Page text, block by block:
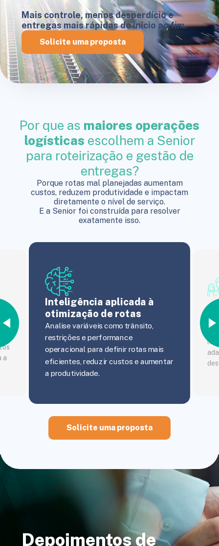
Mais controle, menos desperdício e
entregas mais rápidas do início ao fim.
Solicite uma proposta
Por que as maiores operações
logísticas escolhem a Senior
para roteirização e gestão de
entregas?
Porque rotas mal planejadas aumentam
custos, reduzem produtividade e impactam
diretamente o nível de serviço.
E a Senior foi construída para resolver
exatamente isso.
a
Inteligência aplicada à
otimização de rotas
Analise variáveis como trânsito,
restrições e performance
operacional para definir rotas mais
eficientes, reduzir custos e aumentar
a produtividade.
Solicite uma proposta
Depoimentos de